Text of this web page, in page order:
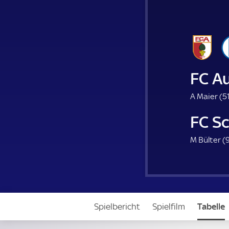
FC
A Maier (
FC
M Bülter (
Spielbericht Spielfilm Tabelle